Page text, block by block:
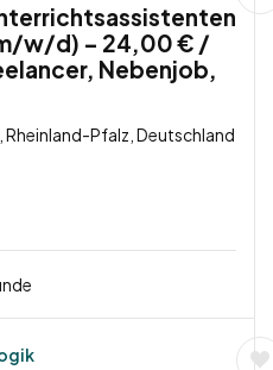
w/d) – 24,00 € /
Nebenjob,
Rheinland-Pfalz, Deutschland